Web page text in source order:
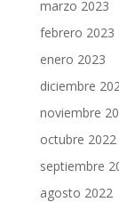
marzo 2023
febrero 2023
enero 2023
diciembre
noviembre
octubre 2022
septiembre
agosto 2022